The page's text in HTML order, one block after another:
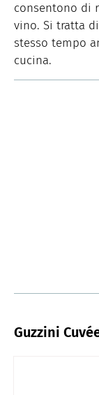
consentono di
vino. Si tratta
stesso tempo
cucina.
Guzzini